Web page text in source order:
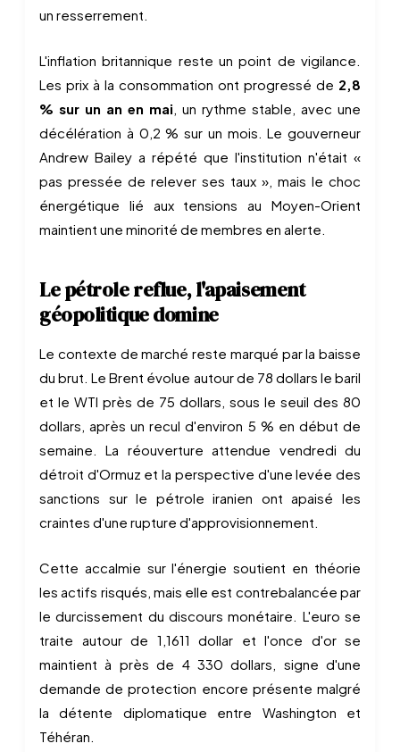
un resserrement.
L'inflation britannique reste un point de vigilance.
Les prix à la consommation ont progressé de 2,8
% sur un an en mai, un rythme stable, avec une
décélération à 0,2 % sur un mois. Le gouverneur
Andrew Bailey a répété que l'institution n'était «
pas pressée de relever ses taux », mais le choc
énergétique lié aux tensions au Moyen-Orient
maintient une minorité de membres en alerte.
Le pétrole reflue, l'apaisement
géopolitique domine
Le contexte de marché reste marqué par la baisse
du brut. Le Brent évolue autour de 78 dollars le baril
et le WTI près de 75 dollars, sous le seuil des 80
dollars, après un recul d'environ 5 % en début de
semaine. La réouverture attendue vendredi du
détroit d'Ormuz et la perspective d'une levée des
sanctions sur le pétrole iranien ont apaisé les
craintes d'une rupture d'approvisionnement.
Cette accalmie sur l'énergie soutient en théorie
les actifs risqués, mais elle est contrebalancée par
le durcissement du discours monétaire. L'euro se
traite autour de 1,1611 dollar et l'once d'or se
maintient à près de 4 330 dollars, signe d'une
demande de protection encore présente malgré
la détente diplomatique entre Washington et
Téhéran.